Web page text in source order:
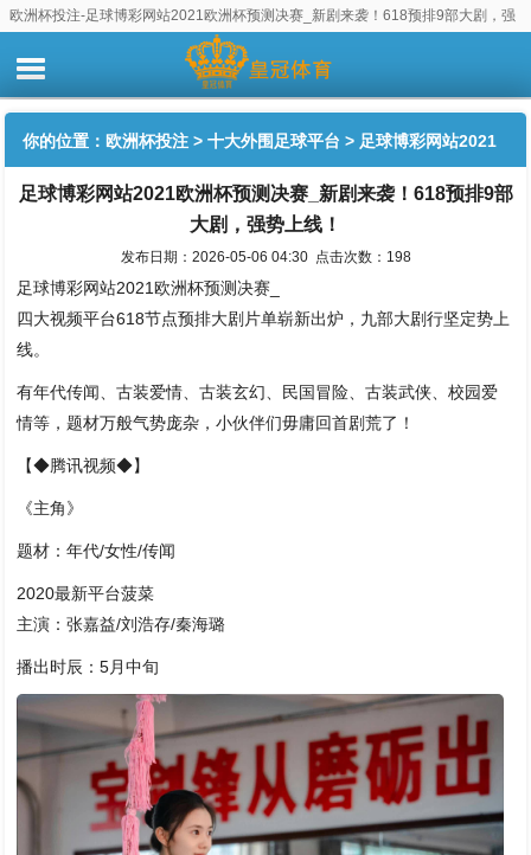
欧洲杯投注-足球博彩网站2021欧洲杯预测决赛_新剧来袭！618预排9部大剧，强
你的位置： 欧洲杯投注 >十大外围足球平台 > 足球博彩网站2021
欧洲杯预测决赛_新剧来袭！618预排9部大剧，强势上线！
足球博彩网站2021欧洲杯预测决赛_新剧来袭！618预排9部
大剧，强势上线！
发布日期：2026-05-06 04:30 点击次数：198
足球博彩网站2021欧洲杯预测决赛_
四大视频平台618节点预排大剧片单崭新出炉，九部大剧行坚定势上
线。
有年代传闻、古装爱情、古装玄幻、民国冒险、古装武侠、校园爱
情等，题材万般气势庞杂，小伙伴们毋庸回首剧荒了！
【◆腾讯视频◆】
《主角》
题材：年代/女性/传闻
2020最新平台菠菜
主演：张嘉益/刘浩存/秦海璐
播出时辰：5月中旬